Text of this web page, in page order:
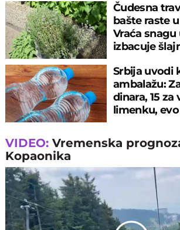
Čudesna
bašte raste
Vraća snagu
izbacuje
Srbija uvodi
ambalažu:
dinara, 15
limenku,
VIDEO:Vremenska
Kopaonika